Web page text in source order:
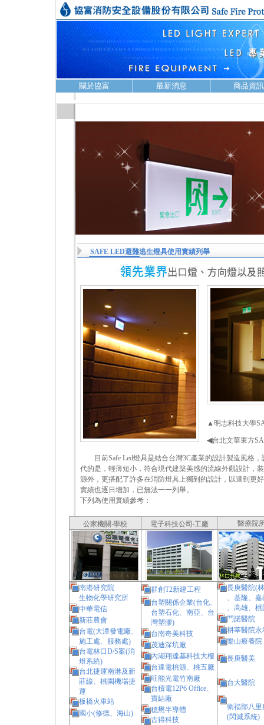
關於協富 最新消息 商品資訊
SAFE LED避難逃生燈具使用實績列舉
▲明志科技大學
◀台北文華東方
目前Safe Led燈具是結合台灣3C產業的設計製造風格，
代的是，輕薄短小，符合現代建築美感的流線外觀設計，
源外，更搭配了許多在消防燈具上獨到的設計，以達到更
實績也逐日增加，已無法一一列舉。
下列為使用實績參考：
公家機關‧學校 電子科技公司‧工廠 醫療院
南港研究院
生物化學研究所
中華電信
新莊農會
台電(大潭發電廠、
施工處、服務處)
台電林口D/S案(消
燈系統)
台北捷運南港及新
莊線、桃園機場捷
運
板橋火車站
國小(修德、海山)
群創T2新建工程
台塑關係企業(台化、
台塑石化、 南亞、台
灣塑膠)
台南奇美科技
茂迪深坑廠
內湖翔達基科技大樓
台達電桃源、桃五廠
旺能光電竹南廠
台積電12P6 Office、
寶結廠
穩懋半導體
古得科技
長庚醫院(
、基隆、嘉
、高雄、桃
門諾醫院
耕莘醫院永
樂山療養院
長庚醫美
台大醫院
衛福部八里
(閃滅系統)